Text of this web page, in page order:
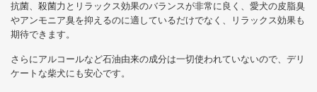
抗菌、殺菌力とリラックス効果のバランスが非常に良く、愛犬の皮脂臭
やアンモニア臭を抑えるのに適しているだけでなく、リラックス効果も
期待できます。
さらにアルコールなど石油由来の成分は一切使われていないので、デリ
ケートな柴犬にも安心です。